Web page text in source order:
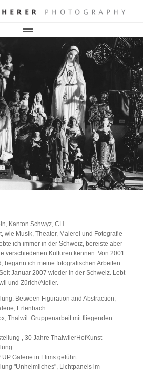
Kanton Schwyz, CH.
wie Musik, Theater, Malerei und Fotografie
ich immer in der Schweiz, bereiste aber
verschiedenen Kulturen kennen. Von 2001
begann ich meine fotografischen Arbeiten
Januar 2007 wieder in der Schweiz. Lebt
und Zürich/Atelier.
Between Figuration and Abstraction,
Erlenbach
Thalwil: Gruppenarbeit mit fliegenden
, 30 Jahre ThalwilerHofKunst -
UP Galerie in Flims geführt
"Unheimliches", Lichtpanels im